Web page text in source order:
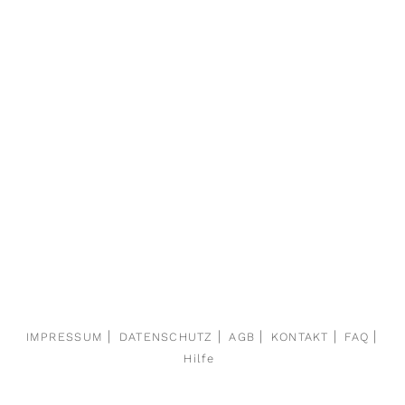
IMPRESSUM DATENSCHUTZ AGB KONTAKT
FAQ
Hilfe